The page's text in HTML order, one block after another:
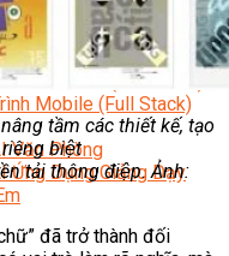
Quan Hóa Dữ Liệu)
Trị Dữ Liệu)
(Full Stack)
Website (Full Stack)
Mobile (Full Stack)
Văn Phòng
Ứng Dụng Giảng Dạy
tầm các thiết kế, tạo
biệt
tải thông điệp. Ảnh:
đã trở thành đối